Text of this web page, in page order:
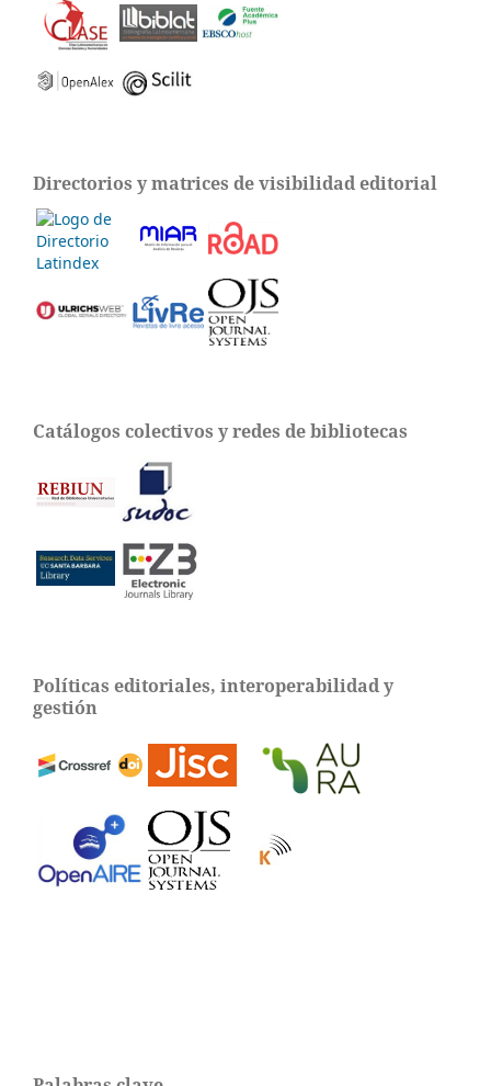
Directorios y matrices de visibilidad editorial
Catálogos colectivos y redes de bibliotecas
Políticas editoriales, interoperabilidad y
gestión